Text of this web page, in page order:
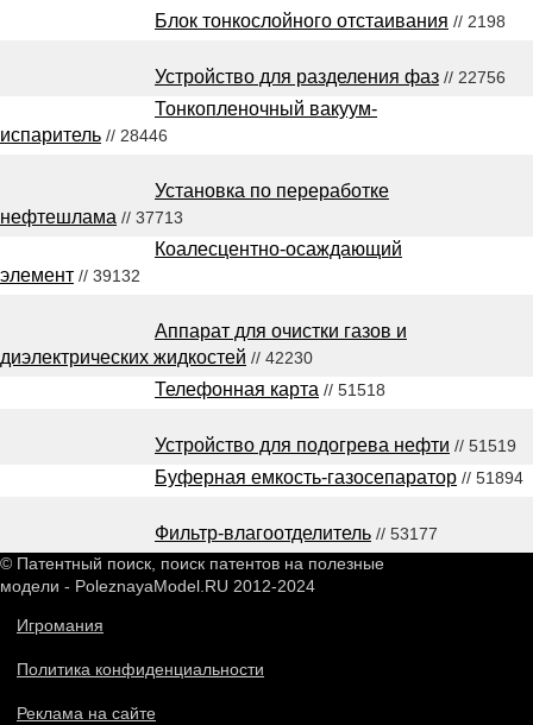
Блок тонкослойного отстаивания // 2198
Устройство для разделения фаз // 22756
Тонкопленочный вакуум-
испаритель // 28446
Установка по переработке
нефтешлама // 37713
Коалесцентно-осаждающий
элемент // 39132
Аппарат для очистки газов и
диэлектрических жидкостей // 42230
Телефонная карта // 51518
Устройство для подогрева нефти // 51519
Буферная емкость-газосепаратор // 51894
Фильтр-влагоотделитель // 53177
© Патентный поиск, поиск патентов на полезные
модели - PoleznayaModel.RU 2012-2024
Игромания
Политика конфиденциальности
Реклама на сайте